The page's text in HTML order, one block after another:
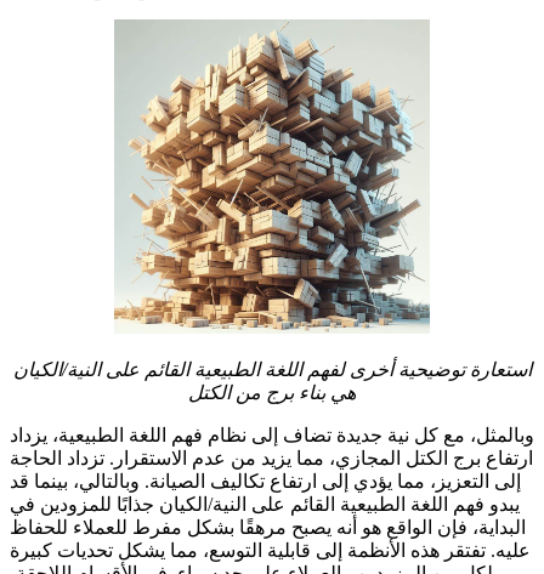
استعارة توضيحية أخرى لفهم اللغة الطبيعية القائم على النية/الكيان
هي بناء برج من الكتل
وبالمثل، مع كل نية جديدة تضاف إلى نظام فهم اللغة الطبيعية، يزداد
ارتفاع برج الكتل المجازي، مما يزيد من عدم الاستقرار. تزداد الحاجة
إلى التعزيز، مما يؤدي إلى ارتفاع تكاليف الصيانة. وبالتالي، بينما قد
يبدو فهم اللغة الطبيعية القائم على النية/الكيان جذابًا للمزودين في
البداية، فإن الواقع هو أنه يصبح مرهقًا بشكل مفرط للعملاء للحفاظ
عليه. تفتقر هذه الأنظمة إلى قابلية التوسع، مما يشكل تحديات كبيرة